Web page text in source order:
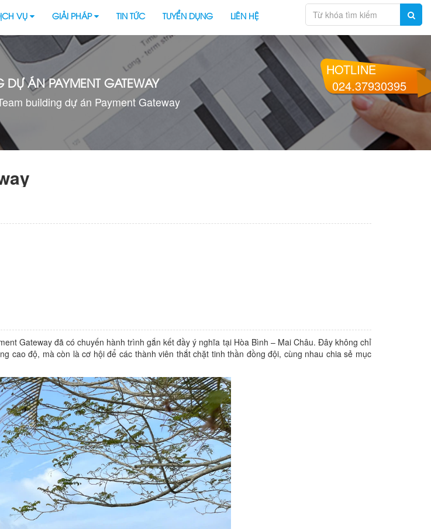
VỤ GIẢI PHÁP TIN TỨC TUYỂN DỤNG LIÊN HỆ
DỰ ÁN PAYMENT GATEWAY
building dự án Payment Gateway
Gateway đã có chuyến hành trình gắn kết đầy ý nghĩa tại Hòa Bình – Mai Châu. Đây không chỉ
cao độ, mà còn là cơ hội để các thành viên thắt chặt tinh thần đồng đội, cùng nhau chia sẻ mục
HOTLINE
024.37930395